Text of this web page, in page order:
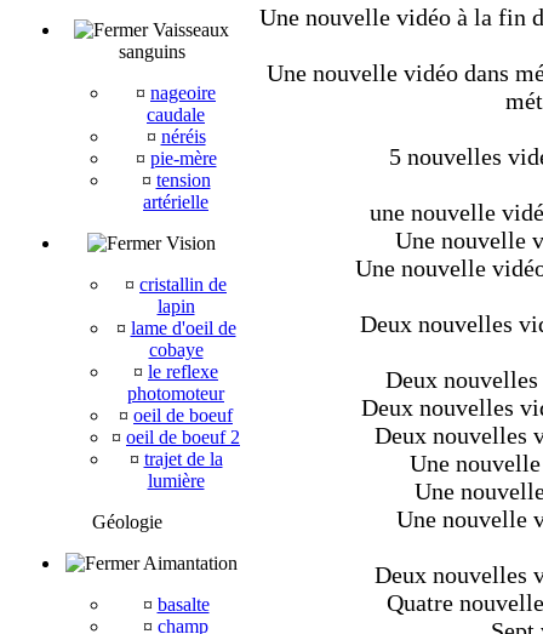
Vaisseaux
sanguins
¤ nageoire
caudale
¤ néréis
¤ pie-mère
¤ tension
artérielle
Vision
¤ cristallin de
lapin
¤ lame d'oeil de
cobaye
¤ le reflexe
photomoteur
¤ oeil de boeuf
¤ oeil de boeuf 2
¤ trajet de la
lumière
Géologie
Aimantation
¤ basalte
¤ champ
Une nouvelle vidéo à la fin
Une nouvelle vidéo dans
5 nouvelles
une nouvelle
Une nouvelle
Une nouvelle
Deux nouvelles
Deux
Deux nouvelles
Deux nouvelles
Une
Une
Une nouvelle
Deux nouvelles
Quatre